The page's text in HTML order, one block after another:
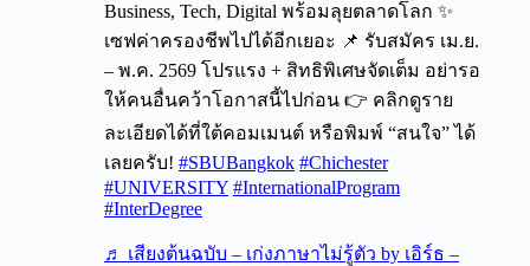
Business, Tech, Digital พร้อมลุยตลาดโลก ✨
เซฟค่าครองชีพไปได้อีกเยอะ 📌 รับสมัคร เม.ย.
– พ.ค. 2569 โปรแรง + สิทธิพิเศษจัดเต็ม อย่ารอ
ให้คนอื่นคว้าโอกาสนี้ไปก่อน 👉 คลิกดูราย
ละเอียดได้ที่ใต้คอมเมนต์ หรือพิมพ์ “สนใจ” ได้
เลยครับ! #SBUBangkok #Chichester
#UNIVERSITY #InternationalProgram
#InterDegree
♬ เสียงต้นฉบับ – เก่งภาษาไม่รู้ตัว by เอิร์ธ –